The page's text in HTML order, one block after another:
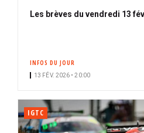
Les brèves du vendredi 13
INFOS DU JOUR
13 FÉV. 2026 • 20:00
IGTC